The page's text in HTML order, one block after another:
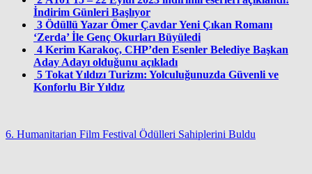
İndirim Günleri Başlıyor
3 Ödüllü Yazar Ömer Çavdar Yeni Çıkan Romanı
‘Zerda’ İle Genç Okurları Büyüledi
4 Kerim Karakoç, CHP’den Esenler Belediye Başkan
Aday Adayı olduğunu açıkladı
5 Tokat Yıldızı Turizm: Yolculuğunuzda Güvenli ve
Konforlu Bir Yıldız
6. Humanitarian Film Festival Ödülleri Sahiplerini Buldu